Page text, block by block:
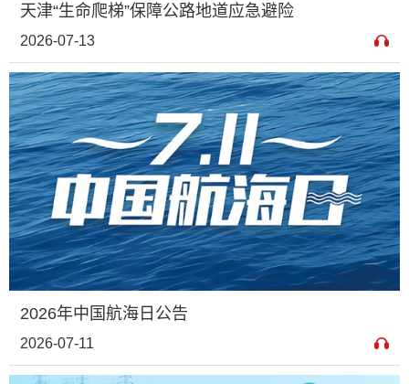
天津“生命爬梯”保障公路地道应急避险
2026-07-13
2026年中国航海日公告
2026-07-11